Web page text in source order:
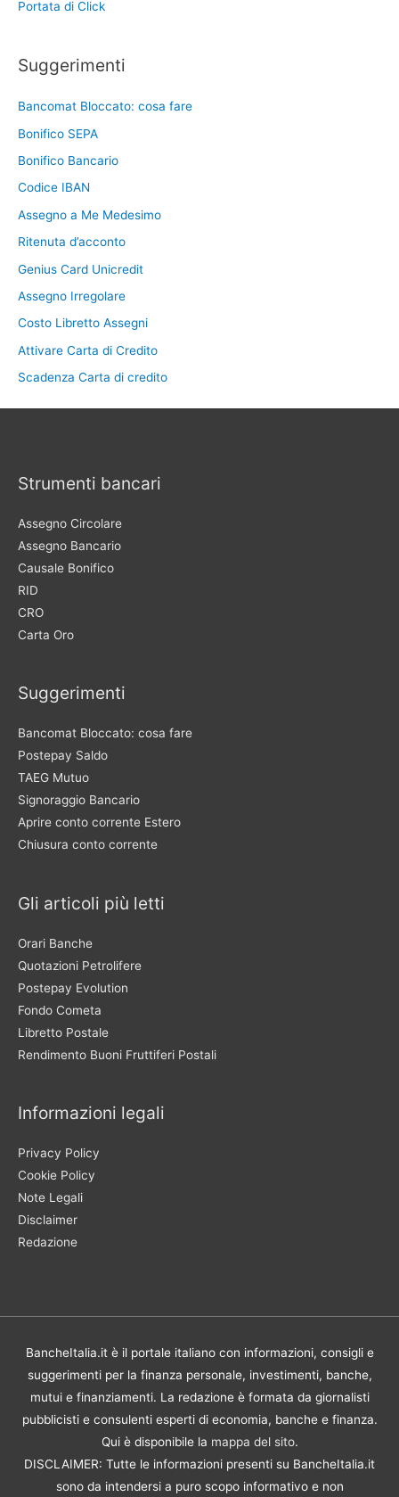
Portata di Click
Suggerimenti
Bancomat Bloccato: cosa fare
Bonifico SEPA
Bonifico Bancario
Codice IBAN
Assegno a Me Medesimo
Ritenuta d’acconto
Genius Card Unicredit
Assegno Irregolare
Costo Libretto Assegni
Attivare Carta di Credito
Scadenza Carta di credito
Strumenti bancari
Assegno Circolare
Assegno Bancario
Causale Bonifico
RID
CRO
Carta Oro
Suggerimenti
Bancomat Bloccato: cosa fare
Postepay Saldo
TAEG Mutuo
Signoraggio Bancario
Aprire conto corrente Estero
Chiusura conto corrente
Gli articoli più letti
Orari Banche
Quotazioni Petrolifere
Postepay Evolution
Fondo Cometa
Libretto Postale
Rendimento Buoni Fruttiferi Postali
Informazioni legali
Privacy Policy
Cookie Policy
Note Legali
Disclaimer
Redazione
BancheItalia.it è il portale italiano con informazioni, consigli e
suggerimenti per la finanza personale, investimenti, banche,
mutui e finanziamenti. La redazione è formata da giornalisti
pubblicisti e consulenti esperti di economia, banche e finanza.
Qui è disponibile la mappa del sito.
DISCLAIMER: Tutte le informazioni presenti su BancheItalia.it
sono da intendersi a puro scopo informativo e non